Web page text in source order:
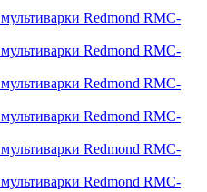
Redmond RMC-
Redmond RMC-
Redmond RMC-
Redmond RMC-
Redmond RMC-
Redmond RMC-